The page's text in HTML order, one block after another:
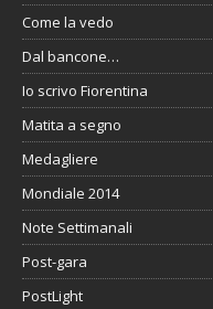
Come la vedo
Dal bancone…
Io scrivo Fiorentina
Matita a segno
Medagliere
Mondiale 2014
Note Settimanali
Post-gara
PostLight